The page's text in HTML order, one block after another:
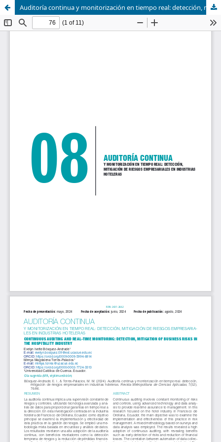
Auditoría continua y monitorización en tiempo real: detección, mitigación de riesgos empresariales en industrias hoteleras